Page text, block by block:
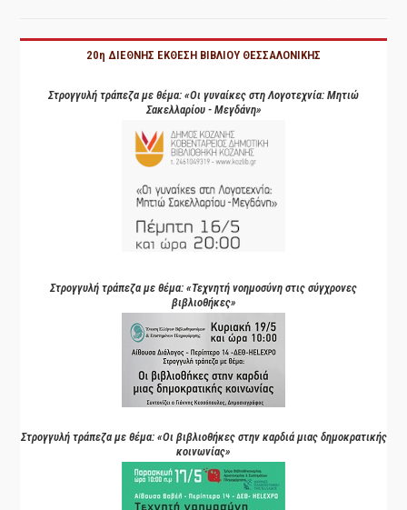
20η ΔΙΕΘΝΗΣ ΕΚΘΕΣΗ ΒΙΒΛΙΟΥ ΘΕΣΣΑΛΟΝΙΚΗΣ
Στρογγυλή τράπεζα με θέμα: «Οι γυναίκες στη Λογοτεχνία: Μητιώ
Σακελλαρίου - Μεγδάνη»
Στρογγυλή τράπεζα με θέμα: «Τεχνητή νοημοσύνη στις σύγχρονες
βιβλιοθήκες»
Στρογγυλή τράπεζα με θέμα: «Οι βιβλιοθήκες στην καρδιά μιας δημοκρατικής
κοινωνίας»